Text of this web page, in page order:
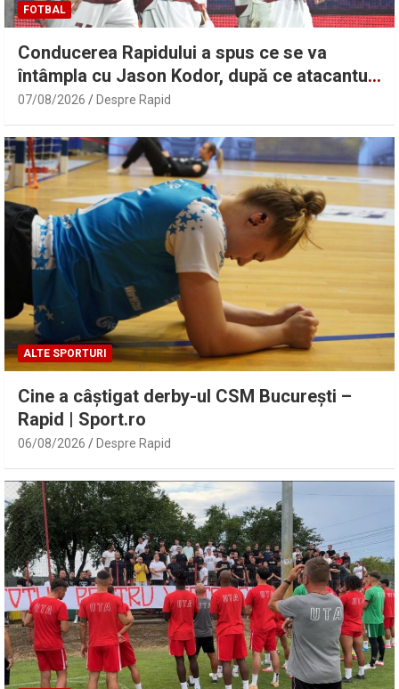
FOTBAL
Conducerea Rapidului a spus ce se va
întâmpla cu Jason Kodor, după ce atacantul
Filip Stojilkovic a semnat
07/08/2026 Despre Rapid
ALTE SPORTURI
Cine a câștigat derby-ul CSM București –
Rapid | Sport.ro
06/08/2026 Despre Rapid